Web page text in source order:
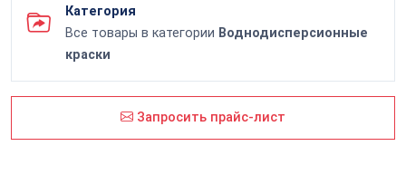
Категория
Все товары в категории Воднодисперсионные
краски
Запросить прайс-лист